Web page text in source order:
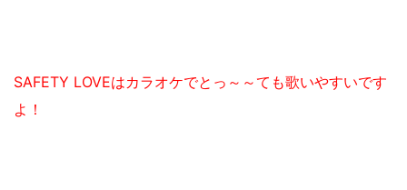
SAFETY LOVEはカラオケでとっ～～ても歌いやすいです
よ！